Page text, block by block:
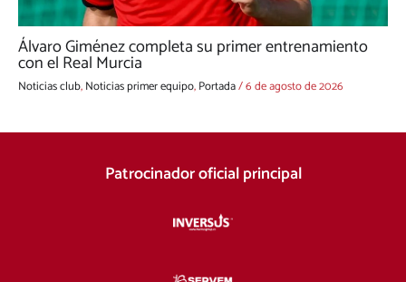
Álvaro Giménez completa su primer entrenamiento
con el Real Murcia
Noticias club,Noticias primer equipo,Portada/6 de agosto de 2026
Patrocinador oficial principal